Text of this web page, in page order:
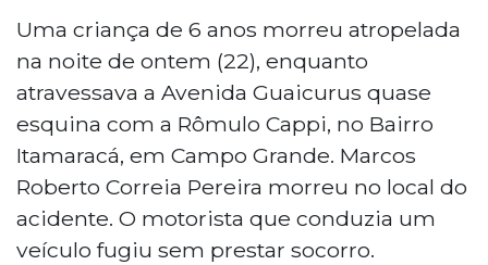
Uma criança de 6 anos morreu atropelada
na noite de ontem (22), enquanto
atravessava a Avenida Guaicurus quase
esquina com a Rômulo Cappi, no Bairro
Itamaracá, em Campo Grande. Marcos
Roberto Correia Pereira morreu no local do
acidente. O motorista que conduzia um
veículo fugiu sem prestar socorro.